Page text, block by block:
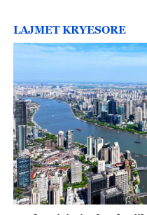
LAJMET KRYESORE